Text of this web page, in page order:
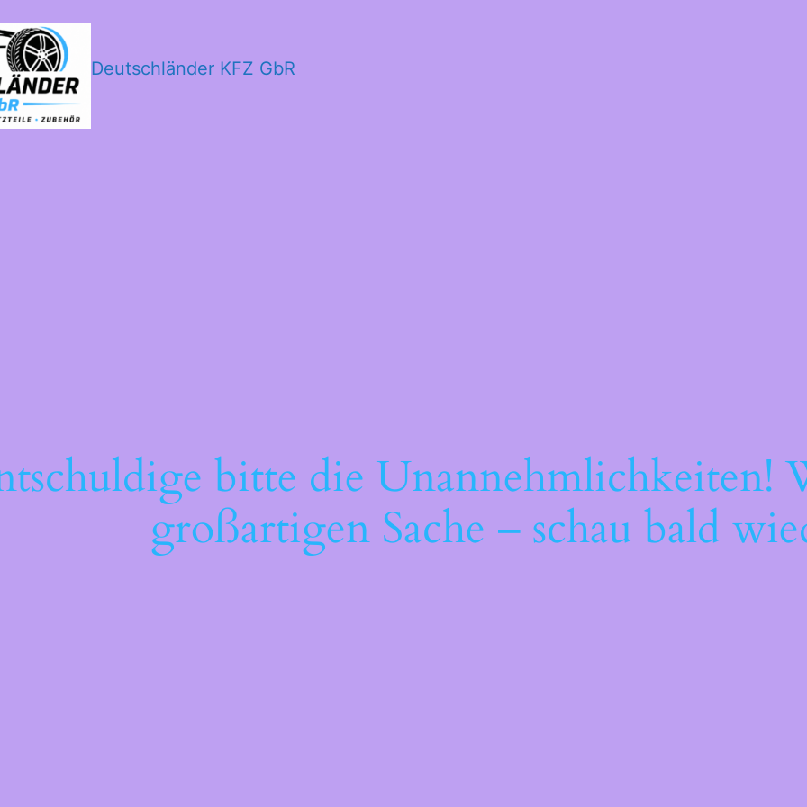
Deutschländer KFZ GbR
bitte die Unannehmlichkeiten!
großartigen Sache – schau bald